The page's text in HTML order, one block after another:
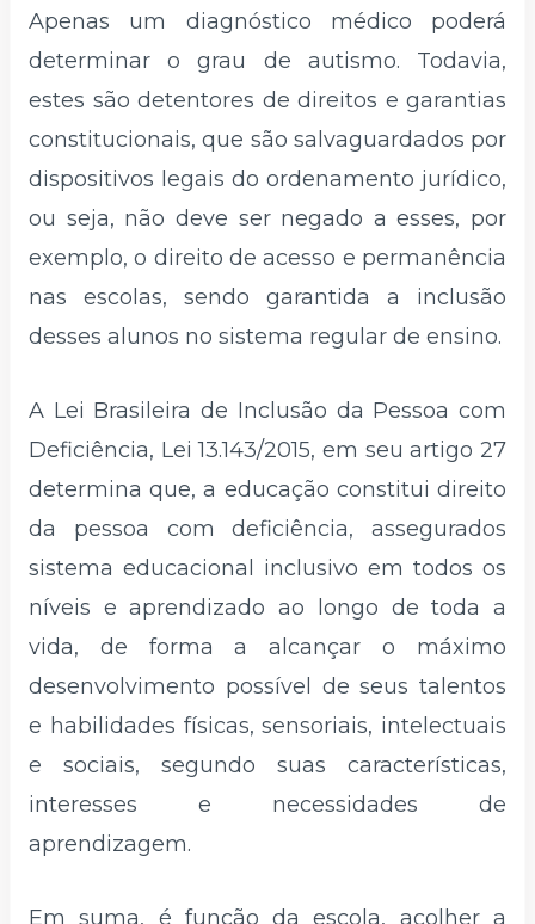
Apenas um diagnóstico médico poderá
determinar o grau de autismo. Todavia,
estes são detentores de direitos e garantias
constitucionais, que são salvaguardados por
dispositivos legais do ordenamento jurídico,
ou seja, não deve ser negado a esses, por
exemplo, o direito de acesso e permanência
nas escolas, sendo garantida a inclusão
desses alunos no sistema regular de ensino.
A Lei Brasileira de Inclusão da Pessoa com
Deficiência, Lei 13.143/2015, em seu artigo 27
determina que, a educação constitui direito
da pessoa com deficiência, assegurados
sistema educacional inclusivo em todos os
níveis e aprendizado ao longo de toda a
vida, de forma a alcançar o máximo
desenvolvimento possível de seus talentos
e habilidades físicas, sensoriais, intelectuais
e sociais, segundo suas características,
interesses e necessidades de
aprendizagem.
Em suma, é função da escola, acolher a